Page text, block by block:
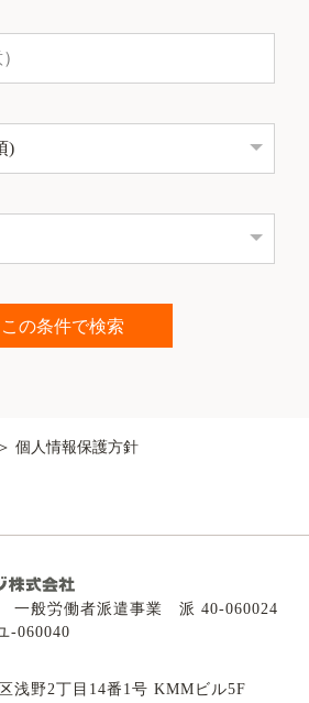
個人情報保護方針
一般労働者派遣事業 派 40-060024
-060040
浅野2丁目14番1号 KMMビル5F